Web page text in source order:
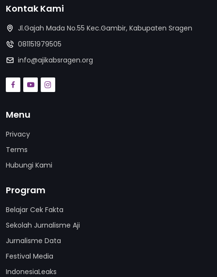
Kontak Kami
Jl.Gajah Mada No.55 Kec.Gambir, Kabupaten Sragen
081151979505
info@ajikabsragen.org
Menu
Privacy
Terms
Hubungi Kami
Program
Belajar Cek Fakta
Sekolah Jurnalisme Aji
Jurnalisme Data
Festival Media
IndonesiaLeaks